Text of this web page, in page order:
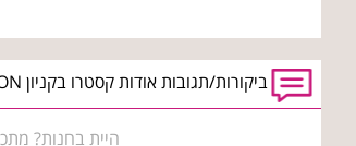
ביקורות/תגובות אודות קסטרו בקניון BIG FASHION בית שמש
היית בחנות?